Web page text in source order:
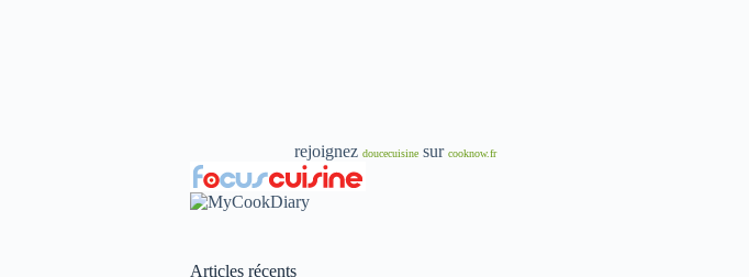
rejoignezdoucecuisine surcooknow.fr
Articles récents